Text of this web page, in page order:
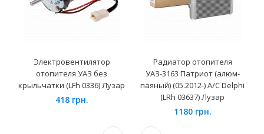
Электровентилятор
отопителя УАЗ без
крыльчатки (LFh 0336) Лузар
418 грн.
Радиатор отопителя
УАЗ-3163 Патриот (алюм-
паяный) (05.2012-) А/С Delphi
(LRh 03637) Лузар
1180 грн.